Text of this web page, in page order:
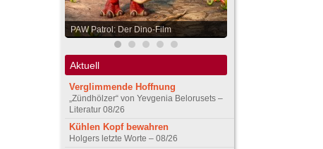
PAW Patrol: Der Dino-Film
Aktuell
Verglimmende Hoffnung
„Zündhölzer“ von Yevgenia Belorusets –
Literatur 08/26
Kühlen Kopf bewahren
Holgers letzte Worte – 08/26